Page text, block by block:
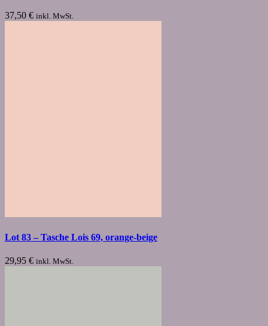
37,50 € inkl. MwSt.
Lot 83 – Tasche Lois 69, orange-beige
29,95 € inkl. MwSt.